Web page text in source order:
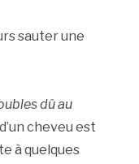
sauter une
dû au
cheveu est
à quelques